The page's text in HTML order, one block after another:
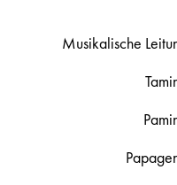
Musikalische